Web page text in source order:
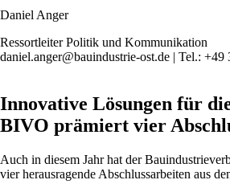
Daniel Anger
Ressortleiter Politik und Kommunikation
daniel.anger@bauindustrie-ost.de | Tel.: +49
Innovative Lösungen für
BIVO prämiert vier
Auch in diesem Jahr hat der
vier herausragende Abschlussarbeiten aus